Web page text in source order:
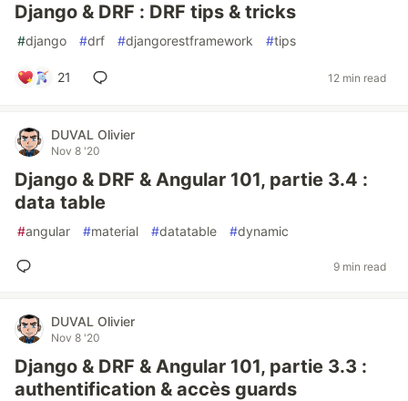
Django & DRF : DRF tips & tricks
#django #drf #djangorestframework #tips
21 12 min read
DUVAL Olivier
Nov 8 '20
Django & DRF & Angular 101, partie 3.4 :
data table
#angular #material #datatable #dynamic
9 min read
DUVAL Olivier
Nov 8 '20
Django & DRF & Angular 101, partie 3.3 :
authentification & accès guards